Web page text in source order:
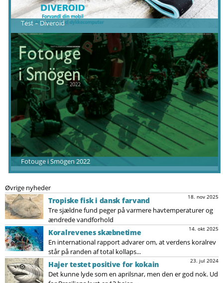
Test – Diveroid
Fotouge i Smögen 2022
Øvrige nyheder
18. nov 2025
Tropiske fisk i dansk farvand
Tre sjældne fund peger på varmere havtemperaturer og
ændrede vandforhold
14. okt 2025
Koralrevenes skæbnetime
En international rapport advarer om, at verdens koralrev
står på randen af total kollaps...
23. jul 2024
Hajer testet positive for kokain
Det kunne lyde som en aprilsnar, men den er god nok. Ud